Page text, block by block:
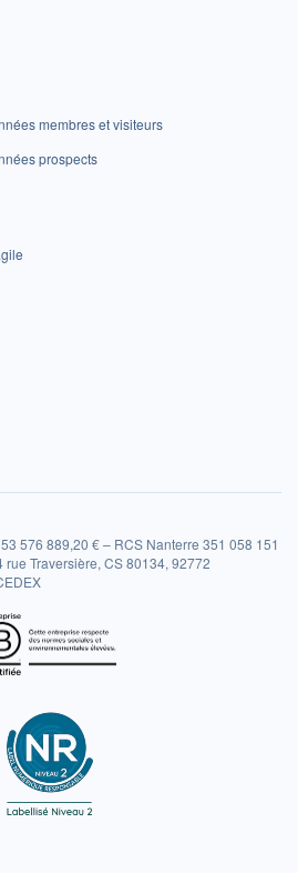
membres et visiteurs
prospects
576 889,20 € – RCS Nanterre 351 058 151
Traversière, CS 80134, 92772